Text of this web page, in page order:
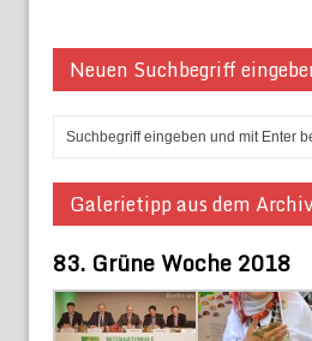
Neuen Suchbegriff
Galerietipp aus dem Archiv
83. Grüne Woche 2018